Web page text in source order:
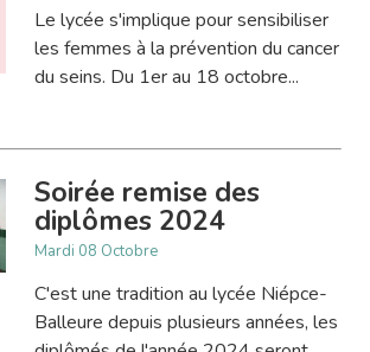
Le lycée s'implique pour sensibiliser
les femmes à la prévention du cancer
du seins. Du 1er au 18 octobre...
Soirée remise des
diplômes 2024
Mardi 08 Octobre
C'est une tradition au lycée Niépce-
Balleure depuis plusieurs années, les